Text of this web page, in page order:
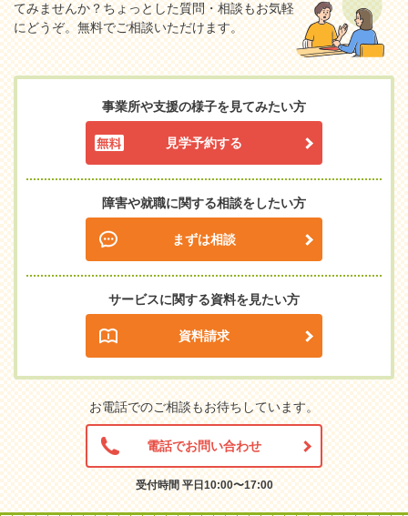
てみませんか？ちょっとした質問・相談もお気軽
にどうぞ。無料でご相談いただけます。
事業所や支援の様子を見てみたい方
見学予約する
障害や就職に関する相談をしたい方
まずは相談
サービスに関する資料を見たい方
資料請求
お電話でのご相談もお待ちしています。
電話でお問い合わせ
受付時間 平日10:00〜17:00